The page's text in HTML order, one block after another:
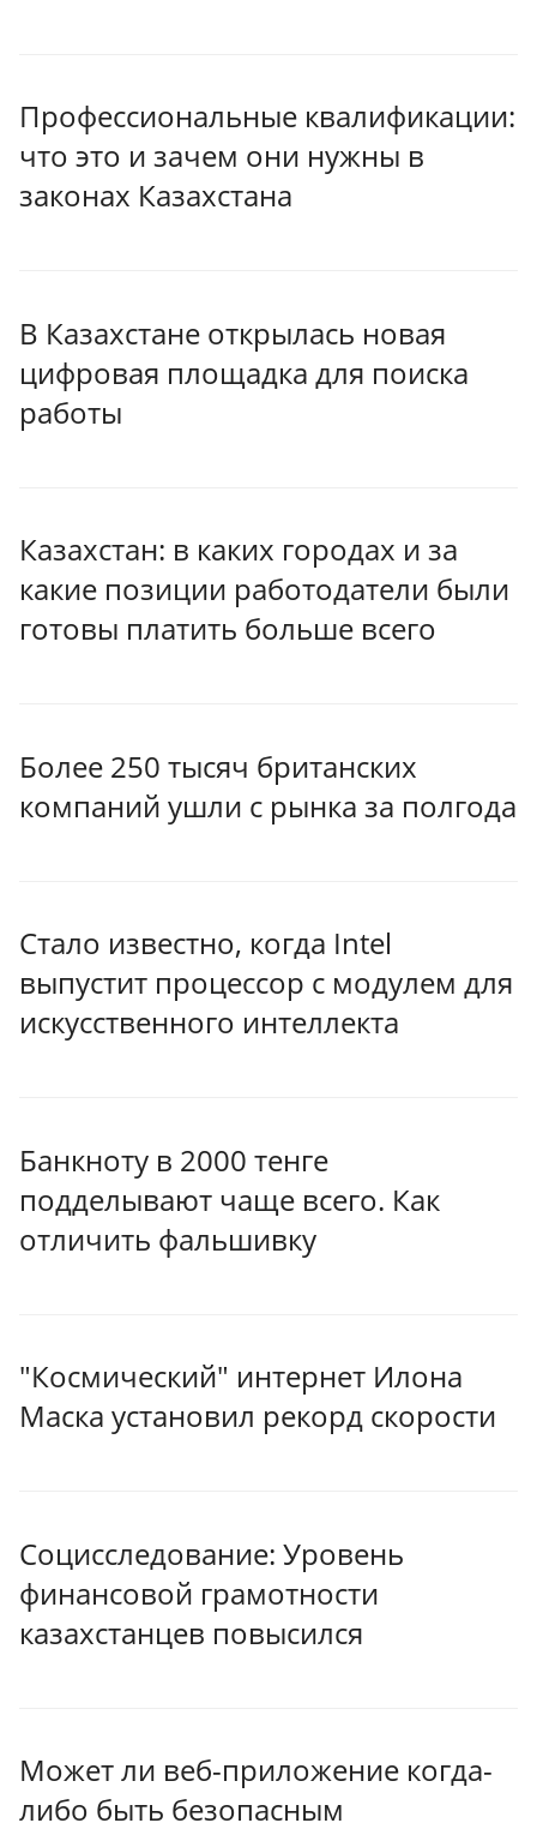
Профессиональные квалификации:
что это и зачем они нужны в
законах Казахстана
В Казахстане открылась новая
цифровая площадка для поиска
работы
Казахстан: в каких городах и за
какие позиции работодатели были
готовы платить больше всего
Более 250 тысяч британских
компаний ушли с рынка за полгода
Стало известно, когда Intel
выпустит процессор с модулем для
искусственного интеллекта
Банкноту в 2000 тенге
подделывают чаще всего. Как
отличить фальшивку
"Космический" интернет Илона
Маска установил рекорд скорости
Социсследование: Уровень
финансовой грамотности
казахстанцев повысился
Может ли веб-приложение когда-
либо быть безопасным